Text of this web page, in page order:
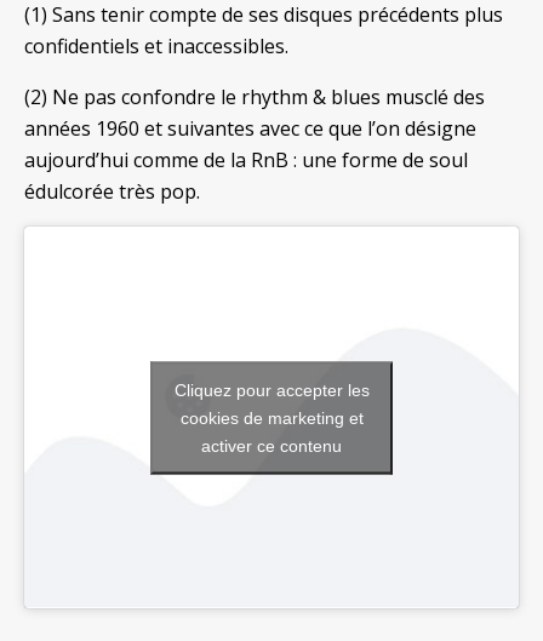
(1) Sans tenir compte de ses disques précédents plus
confidentiels et inaccessibles.
(2) Ne pas confondre le rhythm & blues musclé des
années 1960 et suivantes avec ce que l’on désigne
aujourd’hui comme de la RnB : une forme de soul
édulcorée très pop.
Cliquez pour accepter les
cookies de marketing et
activer ce contenu